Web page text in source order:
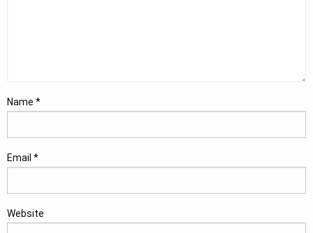
Name *
Email *
Website